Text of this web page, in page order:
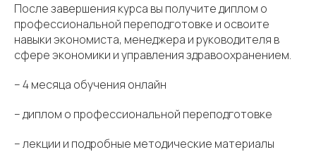
После завершения курса вы получите диплом о
профессиональной переподготовке и освоите
навыки экономиста, менеджера и руководителя в
сфере экономики и управления здравоохранением.
– 4 месяца обучения онлайн
– диплом о профессиональной переподготовке
– лекции и подробные методические материалы